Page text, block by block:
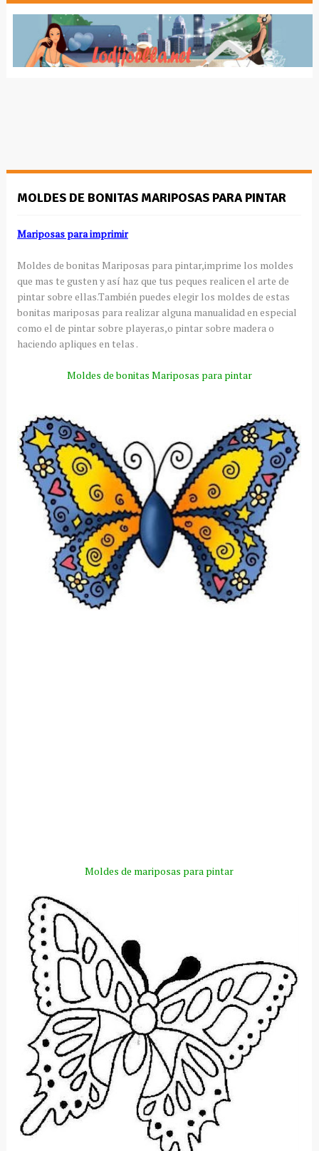
MOLDES DE BONITAS MARIPOSAS PARA PINTAR
Mariposas para imprimir
Moldes de bonitas Mariposas para pintar,imprime los moldes
que mas te gusten y así haz que tus peques realicen el arte de
pintar sobre ellas.También puedes elegir los moldes de estas
bonitas mariposas para realizar alguna manualidad en especial
como el de pintar sobre playeras,o pintar sobre madera o
haciendo apliques en telas .
Moldes de bonitas Mariposas para pintar
Moldes de mariposas para pintar